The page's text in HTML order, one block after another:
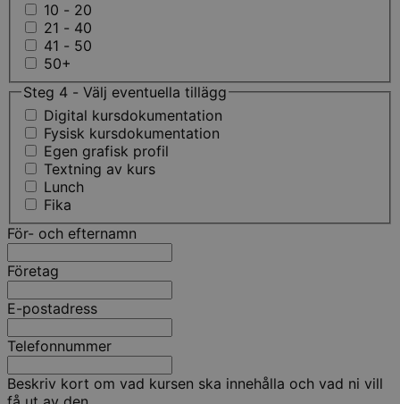
10 - 20
21 - 40
41 - 50
50+
Steg 4 - Välj eventuella tillägg
Digital kursdokumentation
Fysisk kursdokumentation
Egen grafisk profil
Textning av kurs
Lunch
Fika
För- och efternamn
Företag
E-postadress
Telefonnummer
Beskriv kort om vad kursen ska innehålla och vad ni vill